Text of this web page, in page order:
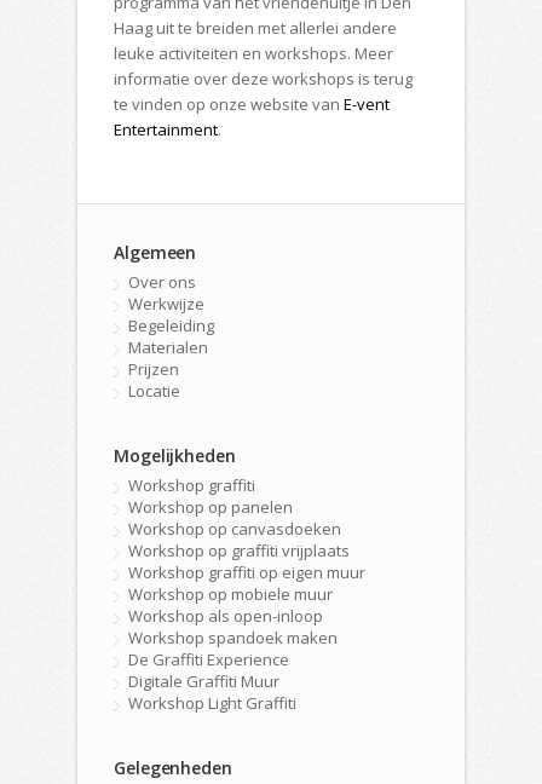
Haag uit te breiden met allerlei andere
leuke activiteiten en workshops. Meer
informatie over deze workshops is terug
te vinden op onze website van E-vent
Entertainment.
Algemeen
Over ons
Werkwijze
Begeleiding
Materialen
Prijzen
Locatie
Mogelijkheden
Workshop graffiti
Workshop op panelen
Workshop op canvasdoeken
Workshop op graffiti vrijplaats
Workshop graffiti op eigen muur
Workshop op mobiele muur
Workshop als open-inloop
Workshop spandoek maken
De Graffiti Experience
Digitale Graffiti Muur
Workshop Light Graffiti
Gelegenheden